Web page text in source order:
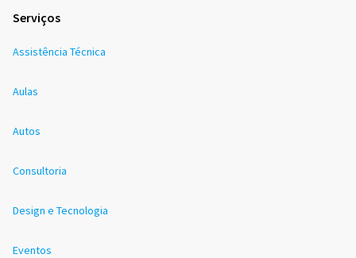
Serviços
Assistência Técnica
Aulas
Autos
Consultoria
Design e Tecnologia
Eventos